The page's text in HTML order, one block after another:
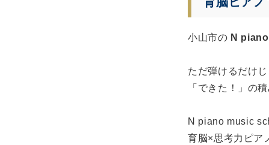
小山市の N
ただ弾けるだけ
「できた！」の
N piano music
育脳×思考力ピア